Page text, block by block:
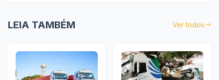
LEIA TAMBÉM Ver todos